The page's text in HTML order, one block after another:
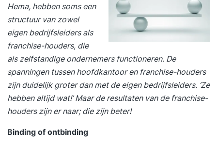
Hema, hebben soms een
structuur van zowel
eigen bedrijfsleiders als
franchise-houders, die
als zelfstandige ondernemers functioneren. De
spanningen tussen hoofdkantoor en franchise-houders
zijn duidelijk groter dan met de eigen bedrijfsleiders. ‘Ze
hebben altijd wat!’ Maar de resultaten van de franchise-
houders zijn er naar; die zijn beter!
Binding of ontbinding